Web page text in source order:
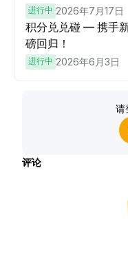
进行中 2026年7月17日
积分兑兑碰 — 携手
磅回归！
进行中 2026年6月3日
请
评论